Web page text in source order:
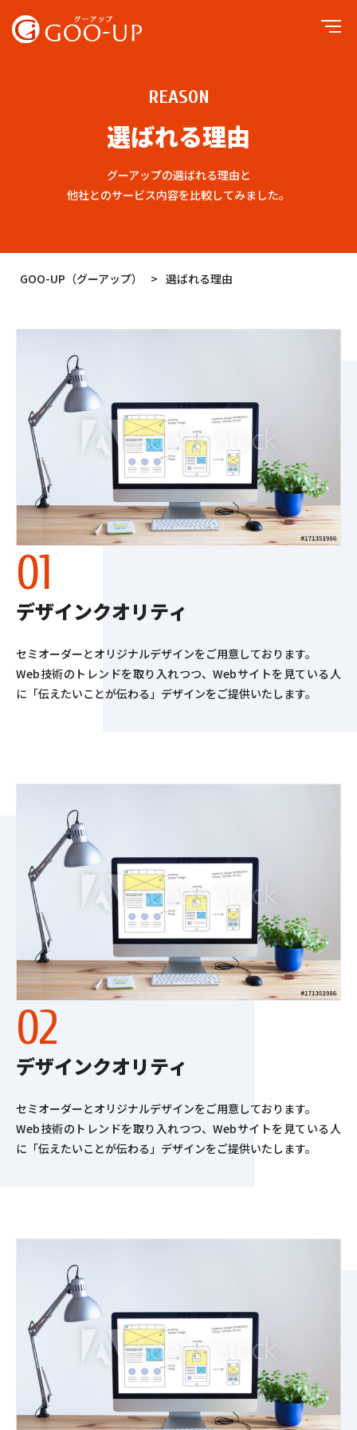
REASON
選ばれる理由
グーアップの選ばれる理由と
他社とのサービス内容を比較してみました。
GOO-UP（グーアップ） > 選ばれる理由
デザインクオリティ
セミオーダーとオリジナルデザインをご用意しております。
Web技術のトレンドを取り入れつつ、Webサイトを見ている人
に「伝えたいことが伝わる」デザインをご提供いたします。
デザインクオリティ
セミオーダーとオリジナルデザインをご用意しております。
Web技術のトレンドを取り入れつつ、Webサイトを見ている人
に「伝えたいことが伝わる」デザインをご提供いたします。